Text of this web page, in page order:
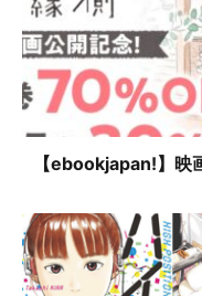
【ebookjapan!】映